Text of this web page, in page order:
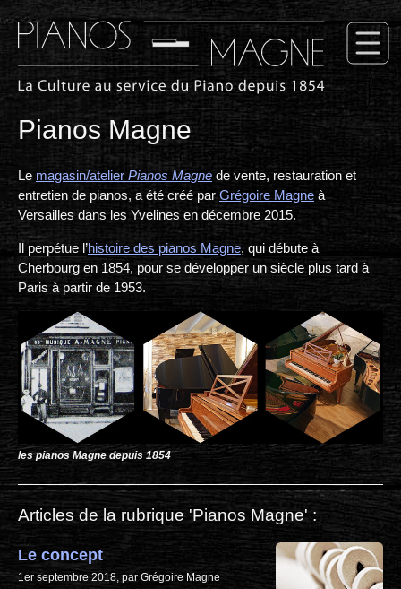
Pianos Magne
Le magasin/atelier Pianos Magne de vente, restauration et
entretien de pianos, a été créé parGrégoire Magne à
Versailles dans les Yvelines en décembre 2015.
Il perpétue l’histoire des pianos Magne, qui débute à
Cherbourg en 1854, pour se développer un siècle plus tard à
Paris à partir de 1953.
les pianos Magne depuis 1854
Articles de la rubrique 'Pianos Magne' :
Le concept
1er septembre 2018, par Grégoire Magne